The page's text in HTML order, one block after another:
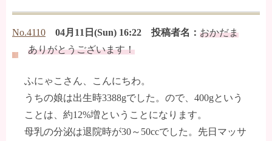
No.4110 04月11日(Sun) 16:22 投稿者名： おかだま
ありがとうございます！
ふにゃこさん、こんにちわ。
うちの娘は出生時3388gでした。ので、400gという
ことは、約12%増ということになります。
母乳の分泌は退院時が30～50ccでした。先日マッサ